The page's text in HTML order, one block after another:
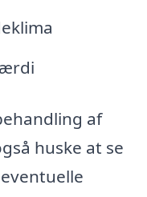
af
huske at se